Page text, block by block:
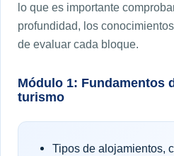
lo que es importante
profundidad, los
de evaluar cada bloque.
Módulo 1: Fundamentos
turismo
Tipos de alojamientos,